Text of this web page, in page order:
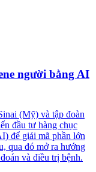
người bằng AI
(Mỹ) và tập đoàn
đầu tư hàng chục
để giải mã phần lớn
qua đó mở ra hướng
và điều trị bệnh.